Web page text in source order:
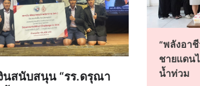
นสนับสนุน “รร.ดรุณา
“พลังอา
ชายแดน
น้ำท่วม